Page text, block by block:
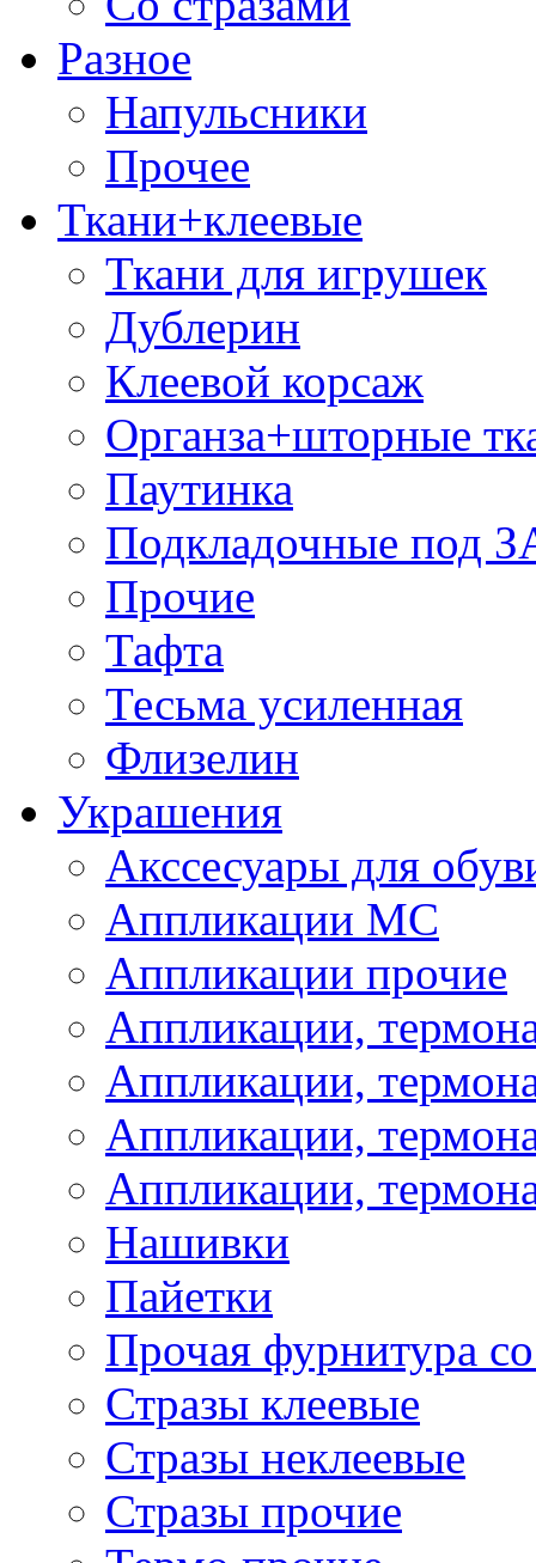
Разное
Напульсники
Прочее
Ткани+клеевые
Ткани для игрушек
Дублерин
Клеевой корсаж
Органза+шторные
Паутинка
Подкладочные под
Прочие
Тафта
Тесьма усиленная
Флизелин
Украшения
Акссесуары для
Аппликации МС
Аппликации прочие
Аппликации,
Аппликации,
Аппликации,
Аппликации,
Нашивки
Пайетки
Прочая фурнитура
Стразы клеевые
Стразы неклеевые
Стразы прочие